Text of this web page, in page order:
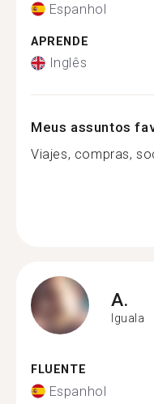
Espanhol
APRENDE
Inglês
Meus assuntos
Viajes, compras,
A.
Iguala
FLUENTE
Espanhol